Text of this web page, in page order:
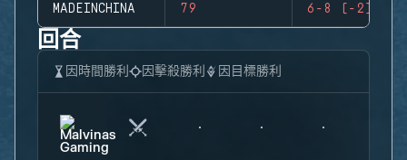
MADEINCHINA 79 6-8 (-2)
回合
因時間勝利 因擊殺勝利 因目標勝利